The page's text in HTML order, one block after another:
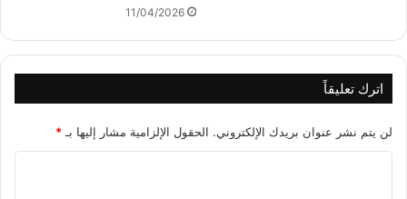
11/04/2026
اترك تعليقاً
لن يتم نشر عنوان بريدك الإلكتروني. الحقول الإلزامية مشار إليها بـ *